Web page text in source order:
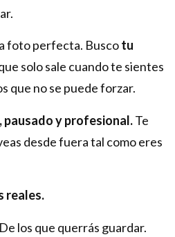
foto perfecta. Buscotu
solo sale cuando te sientes
que no se puede forzar.
y profesional.Te
desde fuera tal como eres
reales.
los que querrás guardar.